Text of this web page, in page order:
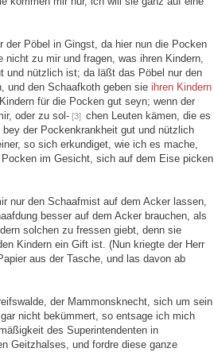
der Pöbel in Gingst, da hier nun die Pocken
nicht zu mir und fragen, was ihren Kindern,
und nützlich ist; da läßt das Pöbel nur den
und den Schaafkoth geben sie ihren Kindern
für die Pocken gut seyn; wenn der
oder zu sol- [3] chen Leuten kämen, die es
der Pockenkrankheit gut und nützlich
so sich erkundiget, wie ich es mache,
im Gesicht, sich auf dem Eise picken
nur den Schaafmist auf dem Acker lassen,
besser auf dem Acker brauchen, als
solchen zu fressen giebt, denn sie
Kindern ein Gift ist. (Nun kriegte der Herr
aus der Tasche, und las davon ab
der Mammonsknecht, sich um sein
nicht bekümmert, so entsage ich mich
des Superintendenten in
Geitzhalses, und fordre diese ganze